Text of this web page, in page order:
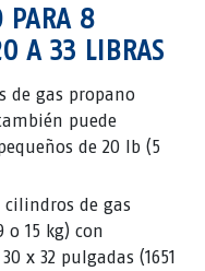
PARA 8
A 33 LIBRAS
de gas propano
puede
de 20 lb (5
cilindros de gas
o 15 kg) con
x 32 pulgadas (1651